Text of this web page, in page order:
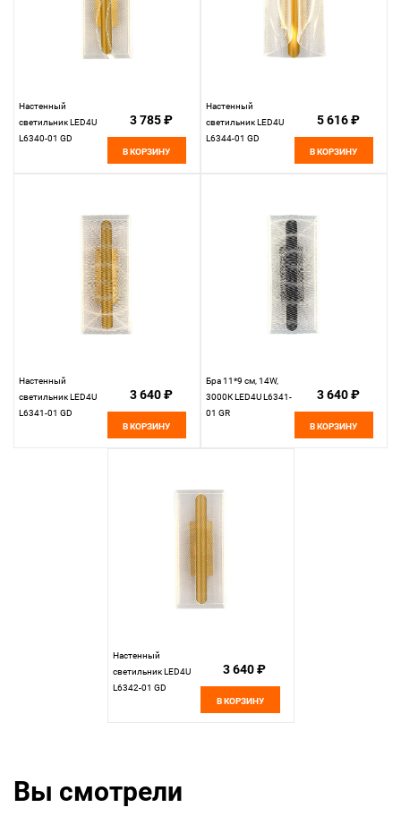
Настенный
светильник LED4U
L6340-01 GD
3 785 ₽
В КОРЗИНУ
Настенный
светильник LED4U
L6344-01 GD
5 616 ₽
В КОРЗИНУ
Настенный
светильник LED4U
L6341-01 GD
3 640 ₽
В КОРЗИНУ
Бра 11*9 см, 14W,
3000К LED4U L6341-
01 GR
3 640 ₽
В КОРЗИНУ
Настенный
светильник LED4U
L6342-01 GD
3 640 ₽
В КОРЗИНУ
Вы смотрели